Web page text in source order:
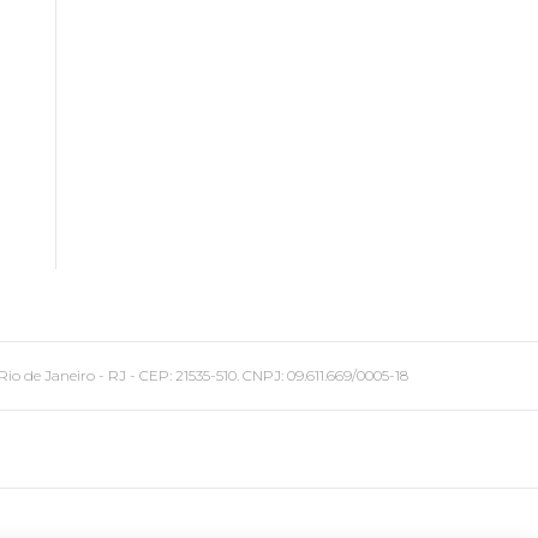
Janeiro - RJ - CEP: 21535-510. CNPJ: 09.611.669/0005-18